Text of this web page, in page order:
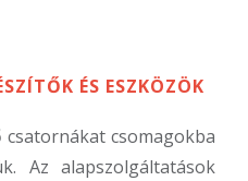
ÉS ESZKÖZÖK
csomagokba
Az alapszolgáltatások